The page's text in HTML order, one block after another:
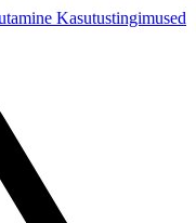
Kasutustingimused